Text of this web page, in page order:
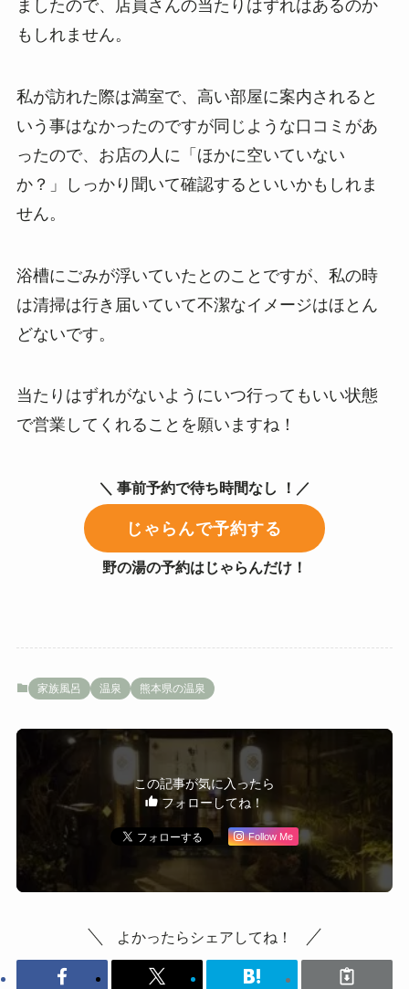
ましたので、店員さんの当たりはずれはあるのか
もしれません。
私が訪れた際は満室で、高い部屋に案内されると
いう事はなかったのですが同じような口コミがあ
ったので、お店の人に「ほかに空いていない
か？」しっかり聞いて確認するといいかもしれま
せん。
浴槽にごみが浮いていたとのことですが、私の時
は清掃は行き届いていて不潔なイメージはほとん
どないです。
当たりはずれがないようにいつ行ってもいい状態
で営業してくれることを願いますね！
＼ 事前予約で待ち時間なし ！／
じゃらんで予約する
野の湯の予約はじゃらんだけ！
家族風呂 温泉 熊本県の温泉
この記事が気に入ったら
フォローしてね！
Follow Me
よかったらシェアしてね！